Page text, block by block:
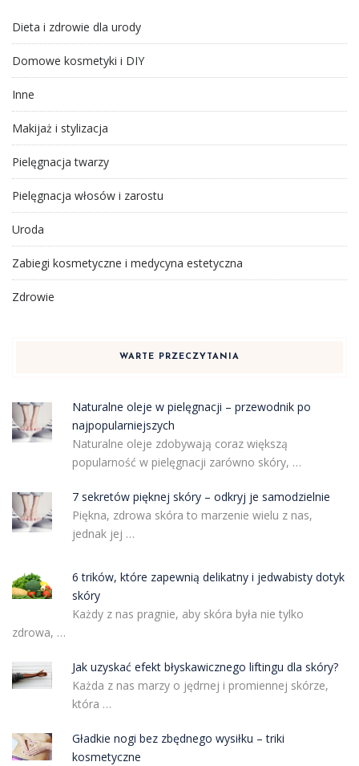
Dieta i zdrowie dla urody
Domowe kosmetyki i DIY
Inne
Makijaż i stylizacja
Pielęgnacja twarzy
Pielęgnacja włosów i zarostu
Uroda
Zabiegi kosmetyczne i medycyna estetyczna
Zdrowie
WARTE PRZECZYTANIA
Naturalne oleje w pielęgnacji – przewodnik po
najpopularniejszych
Naturalne oleje zdobywają coraz większą
popularność w pielęgnacji zarówno skóry, …
7 sekretów pięknej skóry – odkryj je samodzielnie
Piękna, zdrowa skóra to marzenie wielu z nas,
jednak jej …
6 trików, które zapewnią delikatny i jedwabisty dotyk
skóry
Każdy z nas pragnie, aby skóra była nie tylko
zdrowa, …
Jak uzyskać efekt błyskawicznego liftingu dla skóry?
Każda z nas marzy o jędrnej i promiennej skórze,
która …
Gładkie nogi bez zbędnego wysiłku – triki
kosmetyczne